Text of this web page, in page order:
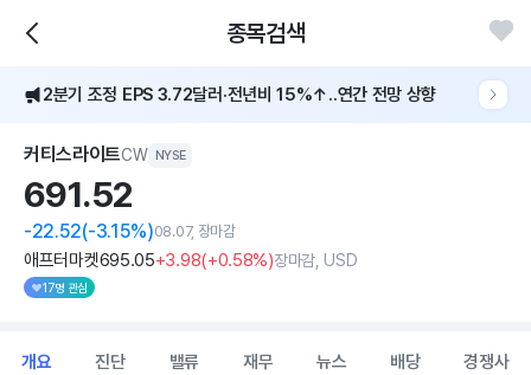
종목검색
커티스라이트CW NYSE
691.52
-22.52(-3.15%)08.07, 장마감
애프터마켓695.05+3.98(+0.58%)장마감, USD
17명 관심
개요 진단 밸류 재무 뉴스 배당 경쟁사